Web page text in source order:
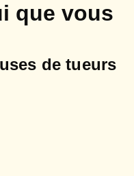
que vous
de tueurs